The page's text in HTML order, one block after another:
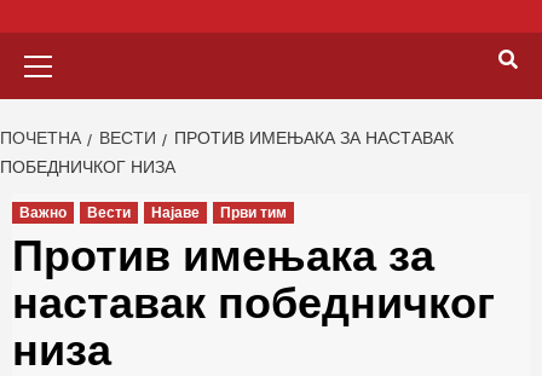
ПОЧЕТНА ВЕСТИ
ПРОТИВ ИМЕЊАКА ЗА НАСТАВАК
ПОБЕДНИЧКОГ НИЗА
Важно Вести Најаве Први тим
Против имењака за
наставак победничког
низа